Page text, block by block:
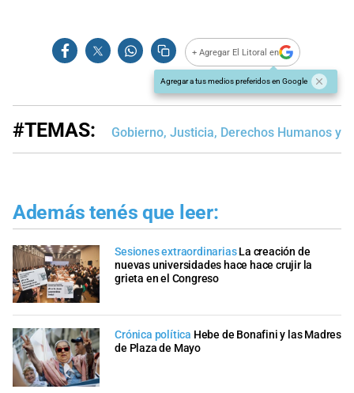
+ Agregar El Litoral en
Agregar a tus medios preferidos en Google
#TEMAS: Gobierno, Justicia, Derechos Humanos y
Además tenés que leer:
Sesiones extraordinarias La creación de
nuevas universidades hace hace crujir la
grieta en el Congreso
Crónica política Hebe de Bonafini y las Madres
de Plaza de Mayo